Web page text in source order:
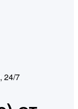
24/7